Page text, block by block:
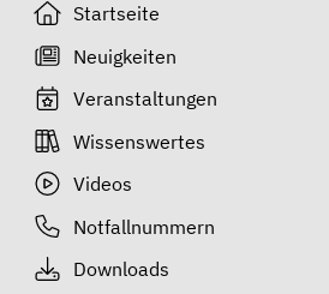
Startseite
Neuigkeiten
Veranstaltungen
Wissenswertes
Videos
Notfallnummern
Downloads